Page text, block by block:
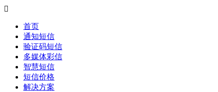

首页
通知短信
验证码短信
多媒体彩信
智慧短信
短信价格
解决方案